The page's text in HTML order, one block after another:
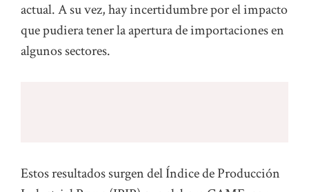
actual. A su vez, hay incertidumbre por el impacto
que pudiera tener la apertura de importaciones en
algunos sectores.
Estos resultados surgen del Índice de Producción